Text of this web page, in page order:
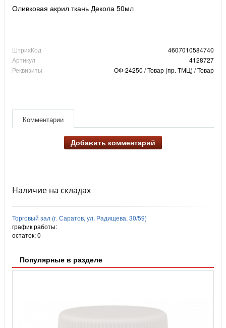
Оливковая акрил ткань Декола 50мл
ШтрихКод
4607010584740
Артикул
4128727
Реквизиты
ОФ-24250 / Товар (пр. ТМЦ) / Товар
Комментарии
Добавить комментарий
Наличие на складах
Торговый зал (г. Саратов, ул. Радищева, 30/59)
график работы:
остаток:0
Популярные в разделе